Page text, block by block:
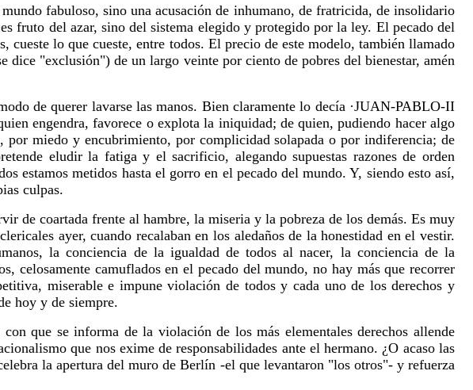
fabuloso, sino una acusación de inhumano, de fratricida, de insolidario
fruto del azar, sino del sistema elegido y protegido por la ley. El pecado del
cueste lo que cueste, entre todos. El precio de este modelo, también llamado
"exclusión") de un largo veinte por ciento de pobres del bienestar, amén
de querer lavarse las manos. Bien claramente lo decía ·JUAN-PABLO-II
engendra, favorece o explota la iniquidad; de quien, pudiendo hacer algo
miedo y encubrimiento, por complicidad solapada o por indiferencia; de
eludir la fatiga y el sacrificio, alegando supuestas razones de orden
estamos metidos hasta el gorro en el pecado del mundo. Y, siendo esto así,
culpas.
de coartada frente al hambre, la miseria y la pobreza de los demás. Es muy
ayer, cuando recalaban en los aledaños de la honestidad en el vestir.
la conciencia de la igualdad de todos al nacer, la conciencia de la
celosamente camuflados en el pecado del mundo, no hay más que recorrer
miserable e impune violación de todos y cada uno de los derechos y
hoy y de siempre.
que se informa de la violación de los más elementales derechos allende
que nos exime de responsabilidades ante el hermano. ¿O acaso las
la apertura del muro de Berlín -el que levantaron "los otros"- y refuerza